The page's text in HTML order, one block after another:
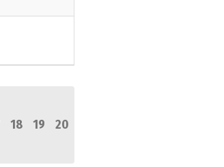
18 19
20